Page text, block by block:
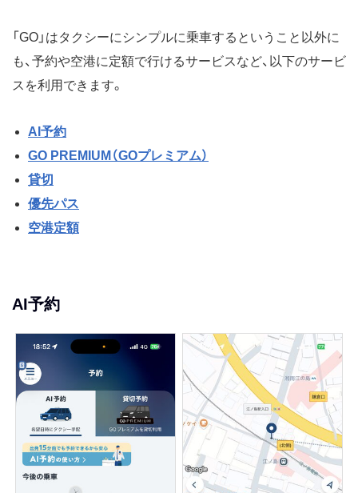
「GO」はタクシーにシンプルに乗車するということ以外に
も、予約や空港に定額で行けるサービスなど、以下のサービ
スを利用できます。
AI予約
GO PREMIUM（GOプレミアム）
貸切
優先パス
空港定額
AI予約